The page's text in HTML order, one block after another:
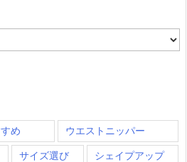
め ウエストニッパー
サイズ選び シェイプアップ